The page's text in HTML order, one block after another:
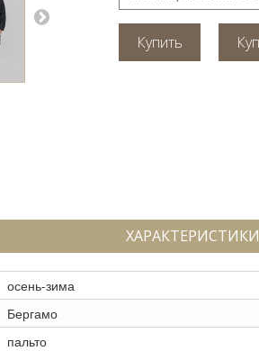
Купить
ХАРАКТЕРИСТИКИ
осень-зима
Бергамо
пальто